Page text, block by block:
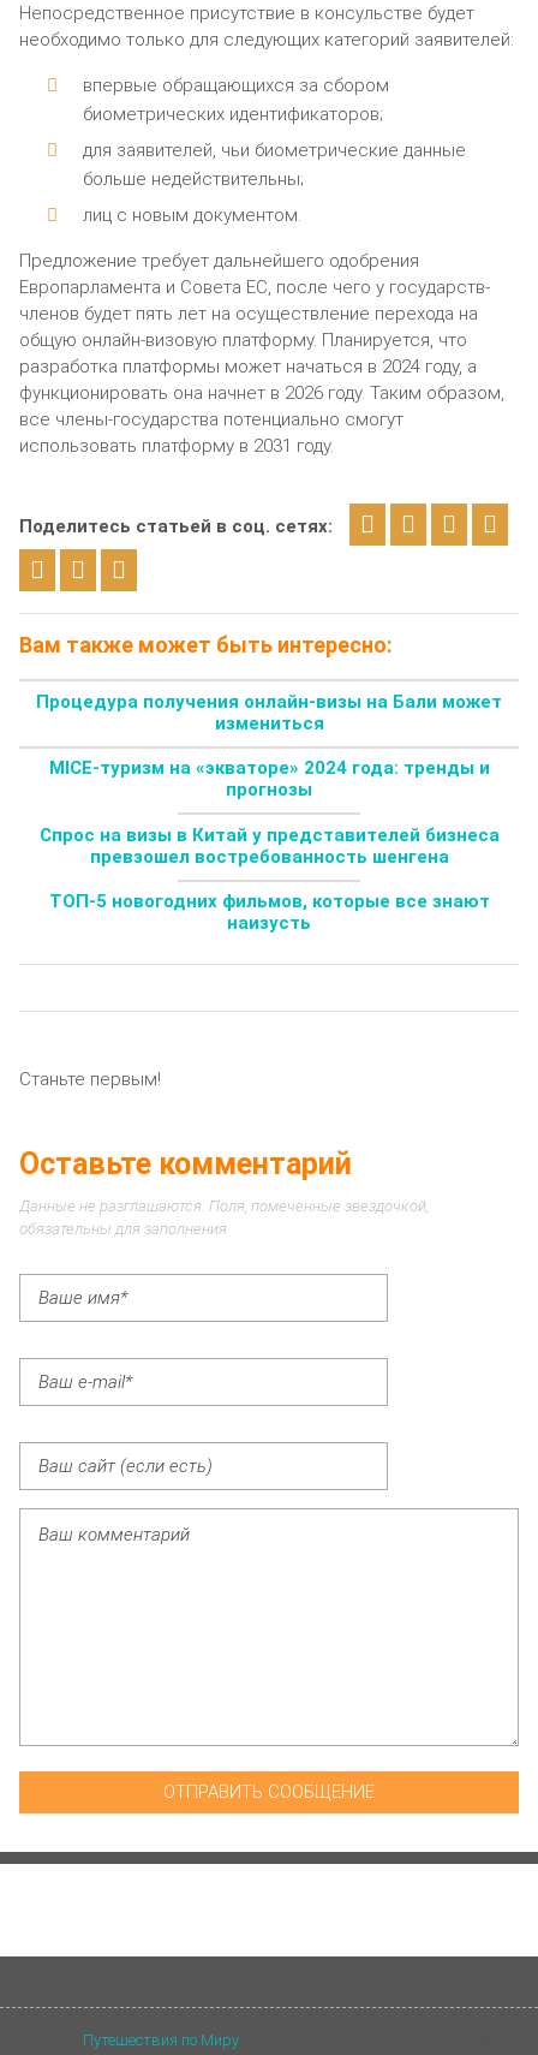
Непосредственное присутствие в консульстве будет
необходимо только для следующих категорий заявителей:
впервые обращающихся за сбором
биометрических идентификаторов;
для заявителей, чьи биометрические данные
больше недействительны;
лиц с новым документом.
Предложение требует дальнейшего одобрения
Европарламента и Совета ЕС, после чего у государств-
членов будет пять лет на осуществление перехода на
общую онлайн-визовую платформу. Планируется, что
разработка платформы может начаться в 2024 году, а
функционировать она начнет в 2026 году. Таким образом,
все члены-государства потенциально смогут
использовать платформу в 2031 году.
Поделитесь статьей в соц. сетях:
Вам также может быть интересно:
Процедура получения онлайн-визы на Бали может
измениться
MICE-туризм на «экваторе» 2024 года: тренды и
прогнозы
Спрос на визы в Китай у представителей бизнеса
превзошел востребованность шенгена
ТОП-5 новогодних фильмов, которые все знают
наизусть
Станьте первым!
Оставьте комментарий
Данные не разглашаются. Поля, помеченные звездочкой,
обязательны для заполнения
Путешествия по Миру